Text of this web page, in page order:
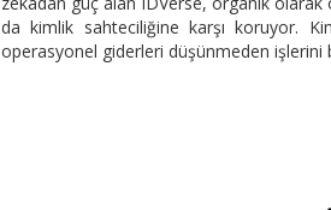
da kimlik sahteciliğine karşı koruyor.
operasyonel giderleri düşünmeden işlerini